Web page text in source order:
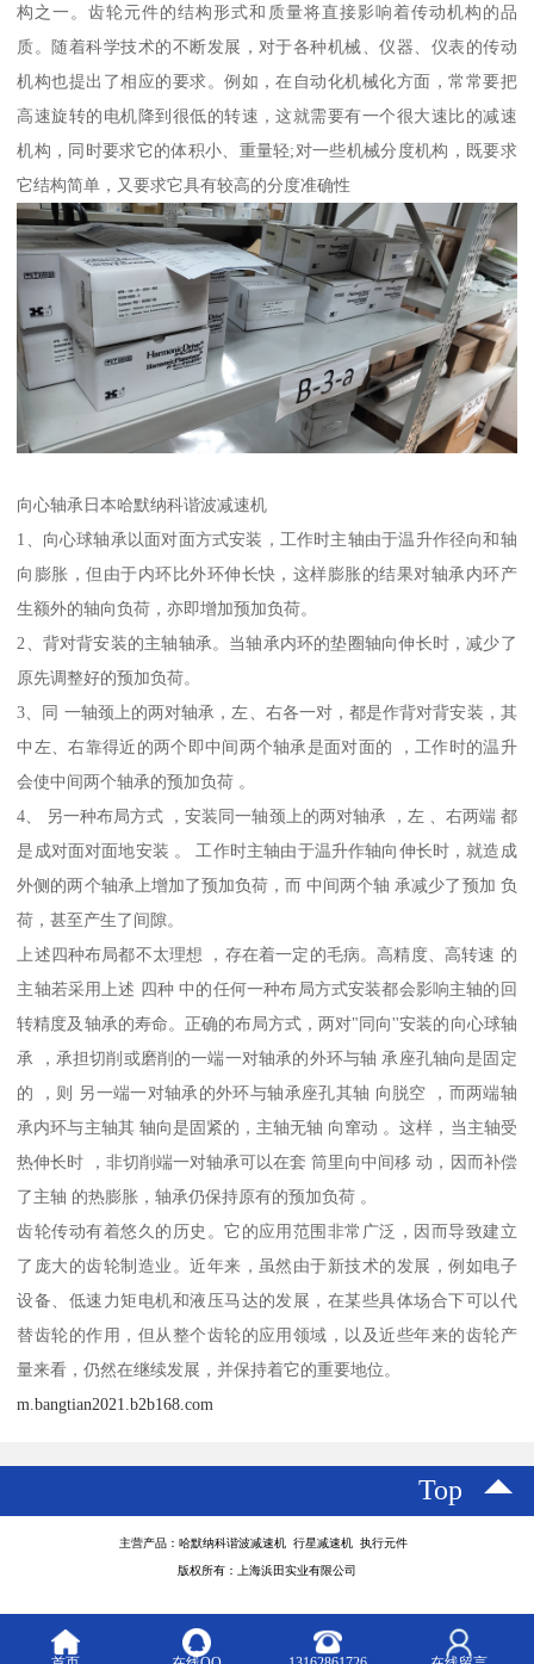
构之一。齿轮元件的结构形式和质量将直接影响着传动机构的品
质。随着科学技术的不断发展，对于各种机械、仪器、仪表的传动
机构也提出了相应的要求。例如，在自动化机械化方面，常常要把
高速旋转的电机降到很低的转速，这就需要有一个很大速比的减速
机构，同时要求它的体积小、重量轻;对一些机械分度机构，既要求
它结构简单，又要求它具有较高的分度准确性
向心轴承日本哈默纳科谐波减速机
1、向心球轴承以面对面方式安装，工作时主轴由于温升作径向和轴
向膨胀，但由于内环比外环伸长快，这样膨胀的结果对轴承内环产
生额外的轴向负荷，亦即增加预加负荷。
2、背对背安装的主轴轴承。当轴承内环的垫圈轴向伸长时，减少了
原先调整好的预加负荷。
3、同 一轴颈上的两对轴承，左、右各一对，都是作背对背安装，其
中左、右靠得近的两个即中间两个轴承是面对面的 ，工作时的温升
会使中间两个轴承的预加负荷 。
4、 另一种布局方式 ，安装同一轴颈上的两对轴承 ，左 、右两端 都
是成对面对面地安装 。 工作时主轴由于温升作轴向伸长时，就造成
外侧的两个轴承上增加了预加负荷，而 中间两个轴 承减少了预加 负
荷，甚至产生了间隙。
上述四种布局都不太理想 ，存在着一定的毛病。高精度、高转速 的
主轴若采用上述 四种 中的任何一种布局方式安装都会影响主轴的回
转精度及轴承的寿命。正确的布局方式，两对"同向''安装的向心球轴
承 ，承担切削或磨削的一端一对轴承的外环与轴 承座孔轴向是固定
的 ，则 另一端一对轴承的外环与轴承座孔其轴 向脱空 ，而两端轴
承内环与主轴其 轴向是固紧的，主轴无轴 向窜动 。这样，当主轴受
热伸长时 ，非切削端一对轴承可以在套 筒里向中间移 动，因而补偿
了主轴 的热膨胀，轴承仍保持原有的预加负荷 。
齿轮传动有着悠久的历史。它的应用范围非常广泛，因而导致建立
了庞大的齿轮制造业。近年来，虽然由于新技术的发展，例如电子
设备、低速力矩电机和液压马达的发展，在某些具体场合下可以代
替齿轮的作用，但从整个齿轮的应用领域，以及近些年来的齿轮产
量来看，仍然在继续发展，并保持着它的重要地位。
m.bangtian2021.b2b168.com
Top
主营产品：哈默纳科谐波减速机 行星减速机 执行元件
版权所有：上海浜田实业有限公司